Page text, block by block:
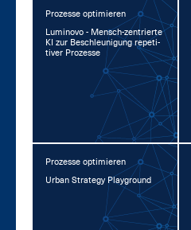
Prozesse optimieren
Lu­mi­no­vo - Mensch-zen­trier­te
KI zur Be­schleu­ni­gung re­pe­ti­
ti­ver Pro­zes­se
Prozesse optimieren
Ur­ban Stra­te­gy Play­ground